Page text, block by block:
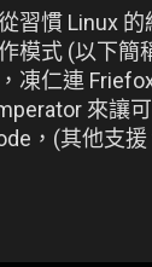
習慣 Linux
模式 (以下簡
凍仁連
來讓
，(其他支援
」